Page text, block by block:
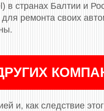
в странах Балтии и
ремонта своих
и, как следствие